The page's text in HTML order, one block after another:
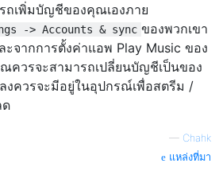
ถเพิ่มบัญชีของคุณเองภาย
-> Accounts & sync ของพวกเขา
จากการตั้งค่าแอพ Play Music ของ
ควรจะสามารถเปลี่ยนบัญชีเป็นของ
งควรจะมีอยู่ในอุปกรณ์เพื่อสตรีม /
ด
— Chahk
แหล่งที่มา